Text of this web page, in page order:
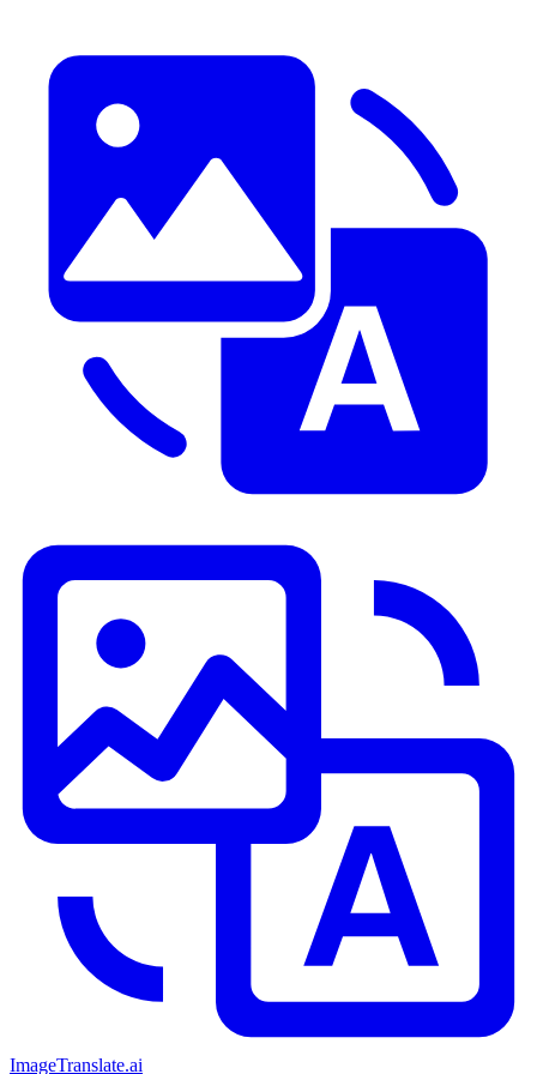
ImageTranslate.ai